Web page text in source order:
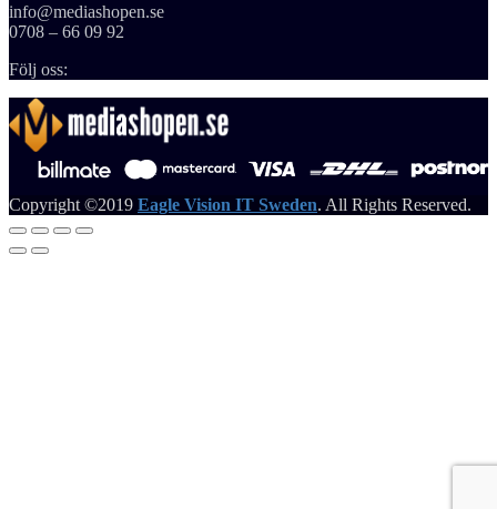
info@mediashopen.se
0708 – 66 09 92
Följ oss:
Copyright ©2019 Eagle Vision IT Sweden. All Rights Reserved.